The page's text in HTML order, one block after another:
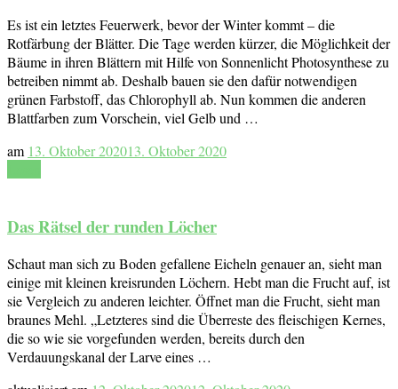
Es ist ein letztes Feuerwerk, bevor der Winter kommt – die
Rotfärbung der Blätter. Die Tage werden kürzer, die Möglichkeit der
Bäume in ihren Blättern mit Hilfe von Sonnenlicht Photosynthese zu
betreiben nimmt ab. Deshalb bauen sie den dafür notwendigen
grünen Farbstoff, das Chlorophyll ab. Nun kommen die anderen
Blattfarben zum Vorschein, viel Gelb und …
am 13. Oktober 202013. Oktober 2020
Das Rätsel der runden Löcher
Schaut man sich zu Boden gefallene Eicheln genauer an, sieht man
einige mit kleinen kreisrunden Löchern. Hebt man die Frucht auf, ist
sie Vergleich zu anderen leichter. Öffnet man die Frucht, sieht man
braunes Mehl. „Letzteres sind die Überreste des fleischigen Kernes,
die so wie sie vorgefunden werden, bereits durch den
Verdauungskanal der Larve eines …